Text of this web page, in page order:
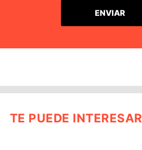
TE PUEDE INTERESAR